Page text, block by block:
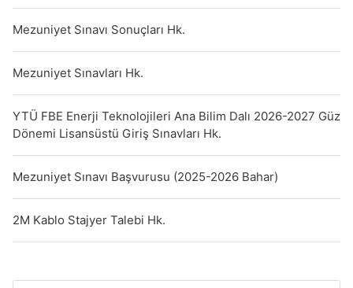
Mezuniyet Sınavı Sonuçları Hk.
Mezuniyet Sınavları Hk.
YTÜ FBE Enerji Teknolojileri Ana Bilim Dalı 2026-2027 Güz
Dönemi Lisansüstü Giriş Sınavları Hk.
Mezuniyet Sınavı Başvurusu (2025-2026 Bahar)
2M Kablo Stajyer Talebi Hk.